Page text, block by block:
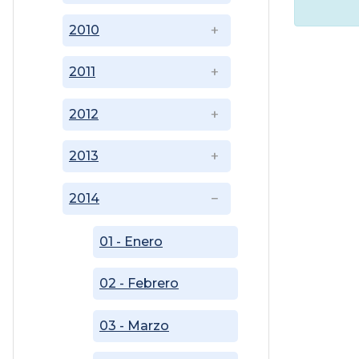
2010
2011
2012
2013
2014
01 - Enero
02 - Febrero
03 - Marzo